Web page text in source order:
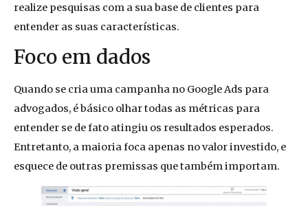
realize pesquisas com a sua base de clientes para
entender as suas características.
Foco em dados
Quando se cria uma campanha no Google Ads para
advogados, é básico olhar todas as métricas para
entender se de fato atingiu os resultados esperados.
Entretanto, a maioria foca apenas no valor investido, e
esquece de outras premissas que também importam.